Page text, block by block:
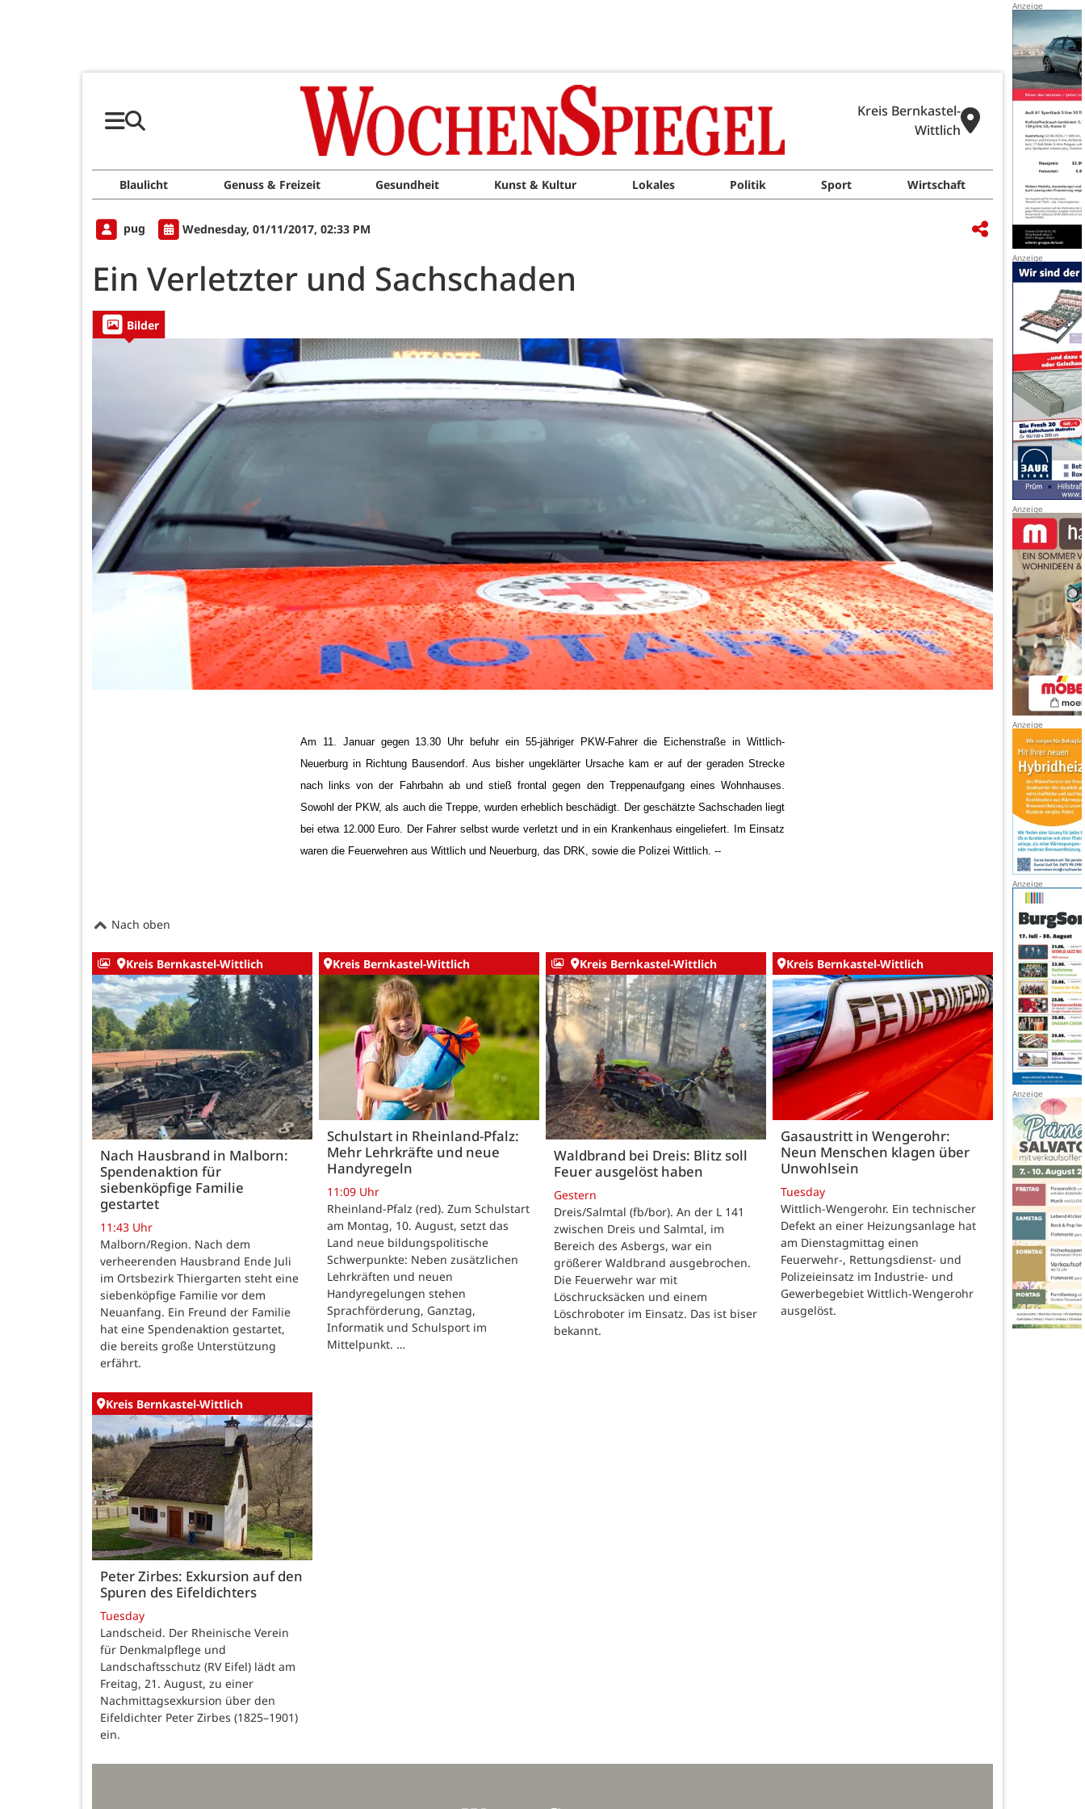
Kreis Bernkastel-
Wittlich
Blaulicht Genuss & Freizeit Gesundheit Kunst & Kultur Lokales Politik Sport Wirtschaft
pug Wednesday, 01/11/2017, 02:33 PM
Ein Verletzter und Sachschaden
Bilder
Am 11. Januar gegen 13.30 Uhr befuhr ein 55-jähriger PKW-Fahrer die Eichenstraße in Wittlich-
Neuerburg in Richtung Bausendorf. Aus bisher ungeklärter Ursache kam er auf der geraden Strecke
nach links von der Fahrbahn ab und stieß frontal gegen den Treppenaufgang eines Wohnhauses.
Sowohl der PKW, als auch die Treppe, wurden erheblich beschädigt. Der geschätzte Sachschaden liegt
bei etwa 12.000 Euro. Der Fahrer selbst wurde verletzt und in ein Krankenhaus eingeliefert.
Im Einsatz
waren die Feuerwehren aus Wittlich und Neuerburg, das DRK, sowie die Polizei Wittlich. --
Nach oben
Kreis Bernkastel-Wittlich
Nach Hausbrand in Malborn:
Spendenaktion für
siebenköpfige Familie
gestartet
11:43 Uhr
Malborn/Region. Nach dem
verheerenden Hausbrand Ende Juli
im Ortsbezirk Thiergarten steht eine
siebenköpfige Familie vor dem
Neuanfang. Ein Freund der Familie
hat eine Spendenaktion gestartet,
die bereits große Unterstützung
erfährt.
Kreis Bernkastel-Wittlich
Schulstart in Rheinland-Pfalz:
Mehr Lehrkräfte und neue
Handyregeln
11:09 Uhr
Rheinland-Pfalz (red). Zum Schulstart
am Montag, 10. August, setzt das
Land neue bildungspolitische
Schwerpunkte: Neben zusätzlichen
Lehrkräften und neuen
Handyregelungen stehen
Sprachförderung, Ganztag,
Informatik und Schulsport im
Mittelpunkt. …
Kreis Bernkastel-Wittlich
Waldbrand bei Dreis: Blitz soll
Feuer ausgelöst haben
Gestern
Dreis/Salmtal (fb/bor). An der L 141
zwischen Dreis und Salmtal, im
Bereich des Asbergs, war ein
größerer Waldbrand ausgebrochen.
Die Feuerwehr war mit
Löschrucksäcken und einem
Löschroboter im Einsatz. Das ist biser
bekannt.
Kreis Bernkastel-Wittlich
Gasaustritt in Wengerohr:
Neun Menschen klagen über
Unwohlsein
Tuesday
Wittlich-Wengerohr. Ein technischer
Defekt an einer Heizungsanlage hat
am Dienstagmittag einen
Feuerwehr-, Rettungsdienst- und
Polizeieinsatz im Industrie- und
Gewerbegebiet Wittlich-Wengerohr
ausgelöst.
Kreis Bernkastel-Wittlich
Peter Zirbes: Exkursion auf den
Spuren des Eifeldichters
Tuesday
Landscheid. Der Rheinische Verein
für Denkmalpflege und
Landschaftsschutz (RV Eifel) lädt am
Freitag, 21. August, zu einer
Nachmittagsexkursion über den
Eifeldichter Peter Zirbes (1825–1901)
ein.